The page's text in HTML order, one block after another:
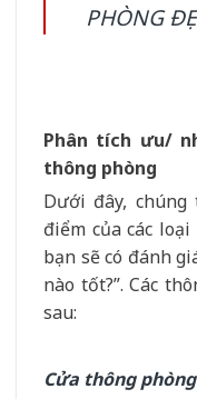
PHÒNG
Phân tích ưu/
thông phòng
Dưới đây,
điểm của các loại
bạn sẽ có đánh
nào tốt?”. Các
sau:
Cửa thông